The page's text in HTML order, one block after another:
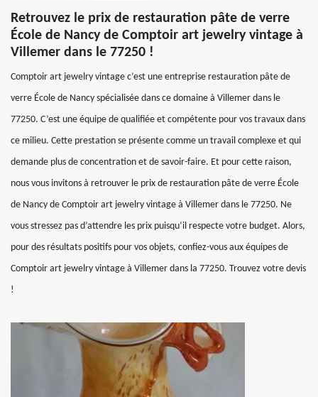
Retrouvez le prix de restauration pâte de verre
École de Nancy de Comptoir art jewelry vintage à
Villemer dans le 77250 !
Comptoir art jewelry vintage c’est une entreprise restauration pâte de
verre École de Nancy spécialisée dans ce domaine à Villemer dans le
77250. C’est une équipe de qualifiée et compétente pour vos travaux dans
ce milieu. Cette prestation se présente comme un travail complexe et qui
demande plus de concentration et de savoir-faire. Et pour cette raison,
nous vous invitons à retrouver le prix de restauration pâte de verre École
de Nancy de Comptoir art jewelry vintage à Villemer dans le 77250. Ne
vous stressez pas d’attendre les prix puisqu’il respecte votre budget. Alors,
pour des résultats positifs pour vos objets, confiez-vous aux équipes de
Comptoir art jewelry vintage à Villemer dans la 77250. Trouvez votre devis
!